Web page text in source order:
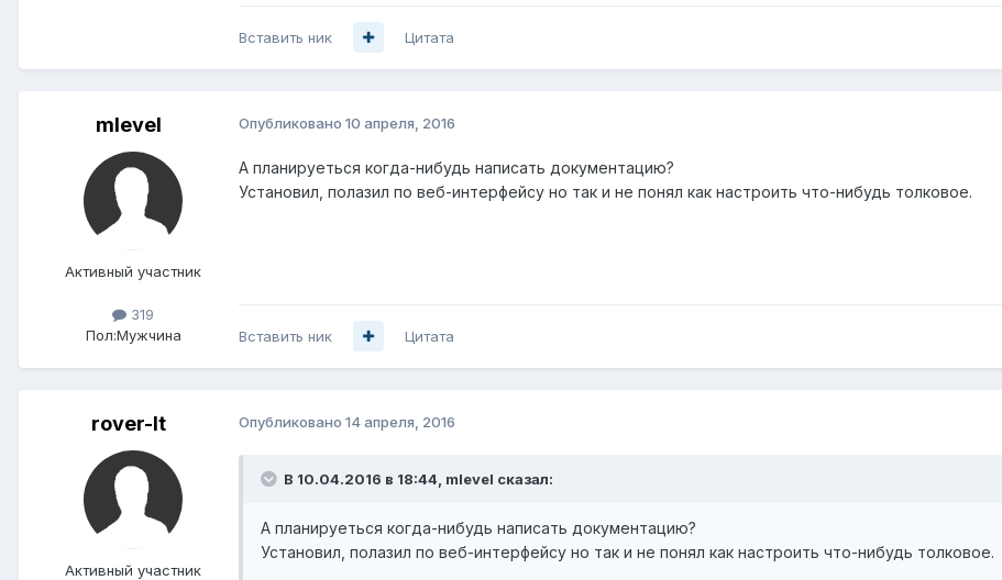
Вставить ник Цитата
mlevel
Активный участник
319
Пол:Мужчина
Опубликовано 10 апреля, 2016
А планируеться когда-нибудь написать документацию?
Установил, полазил по веб-интерфейсу но так и не понял как настроить что-нибудь толковое.
Вставить ник Цитата
rover-lt
Активный участник
Опубликовано 14 апреля, 2016
В 10.04.2016 в 18:44, mlevel сказал:
А планируеться когда-нибудь написать документацию?
Установил, полазил по веб-интерфейсу но так и не понял как настроить что-нибудь толковое.